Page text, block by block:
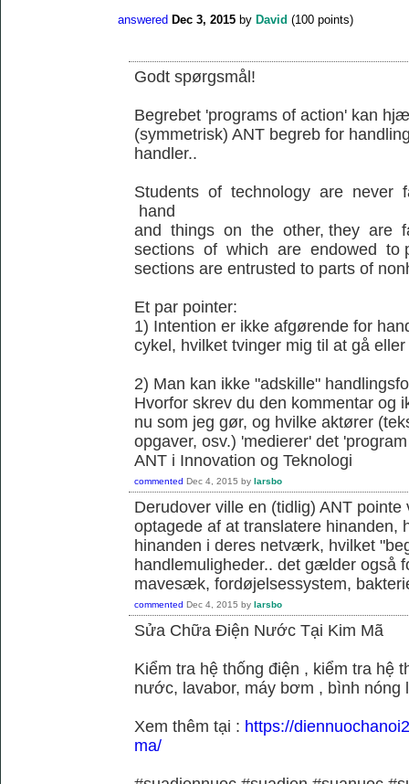
answered Dec 3, 2015 by David (100 points)
Godt spørgsmål!
Begrebet 'programs of action' kan
(symmetrisk) ANT begreb for
handler..
Students of technology are never
hand
and things on the other, they are
sections of which are endowed to
sections are entrusted to parts of
Et par pointer:
1) Intention er ikke afgørende for
cykel, hvilket tvinger mig til at gå
2) Man kan ikke "adskille"
Hvorfor skrev du den kommentar og
nu som jeg gør, og hvilke aktører
opgaver, osv.) 'medierer' det
ANT i Innovation og Teknologi
commented Dec 4, 2015 by larsbo
Derudover ville en (tidlig) ANT
optagede af at translatere hinanden,
hinanden i deres netværk, hvilket
handlemuligheder.. det gælder også
mavesæk, fordøjelsessystem,
commented Dec 4, 2015 by larsbo
Sửa Chữa Điện Nước Tại Kim Mã
Kiểm tra hệ thống điện , kiểm tra hệ
nước, lavabor, máy bơm , bình nóng
Xem thêm tại : https://
ma/